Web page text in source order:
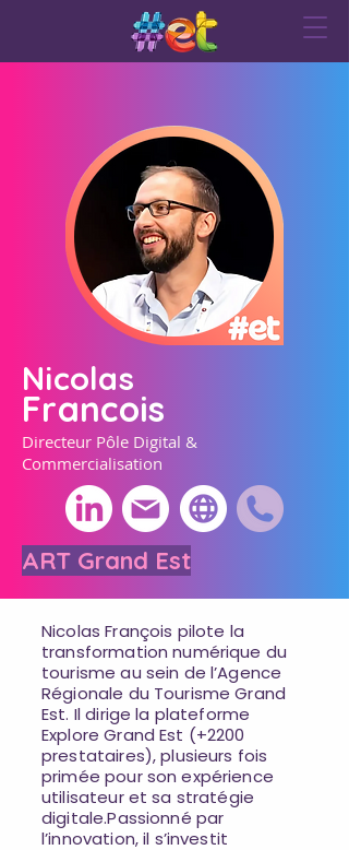
Nicolas
Francois
Directeur Pôle Digital &
Commercialisation
ART Grand Est
Nicolas François pilote la
transformation numérique du
tourisme au sein de l’Agence
Régionale du Tourisme Grand
Est. Il dirige la plateforme
Explore Grand Est (+2200
prestataires), plusieurs fois
primée pour son expérience
utilisateur et sa stratégie
digitale.Passionné par
l’innovation, il s’investit